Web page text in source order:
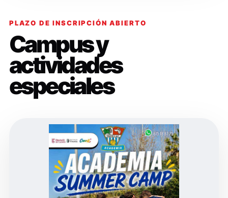
PLAZO DE INSCRIPCIÓN ABIERTO
Campus y
actividades
especiales